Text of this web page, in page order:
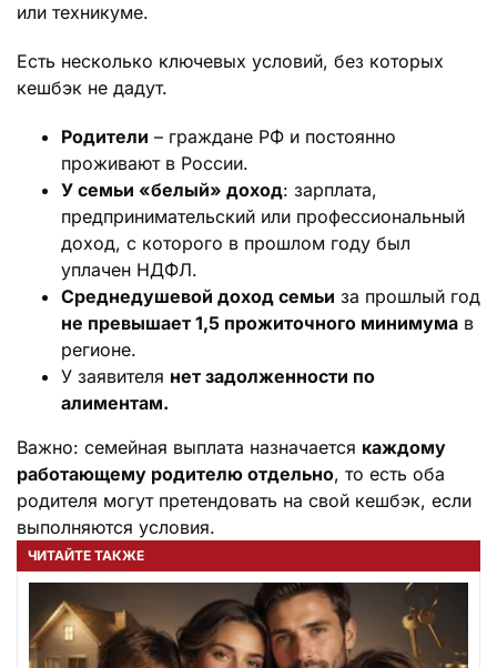
или техникуме.
Есть несколько ключевых условий, без которых
кешбэк не дадут.
Родители – граждане РФ и постоянно
проживают в России.
У семьи «белый» доход: зарплата,
предпринимательский или профессиональный
доход, с которого в прошлом году был
уплачен НДФЛ.
Среднедушевой доход семьи за прошлый год
не превышает 1,5 прожиточного минимума в
регионе.
У заявителя нет задолженности по
алиментам.
Важно: семейная выплата назначается каждому
работающему родителю отдельно, то есть оба
родителя могут претендовать на свой кешбэк, если
выполняются условия.
ЧИТАЙТЕ ТАКЖЕ